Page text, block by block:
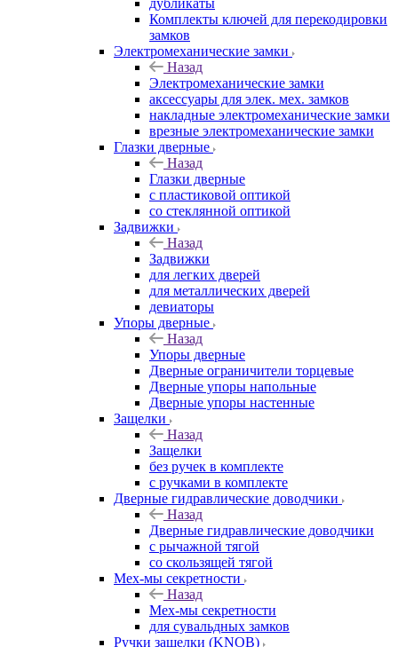
дубликаты
Комплекты ключей для перекодировки
замков
Электромеханические замки
Назад
Электромеханические замки
аксессуары для элек. мех. замков
накладные электромеханические замки
врезные электромеханические замки
Глазки дверные
Назад
Глазки дверные
с пластиковой оптикой
со стеклянной оптикой
Задвижки
Назад
Задвижки
для легких дверей
для металлических дверей
девиаторы
Упоры дверные
Назад
Упоры дверные
Дверные ограничители торцевые
Дверные упоры напольные
Дверные упоры настенные
Защелки
Назад
Защелки
без ручек в комплекте
с ручками в комплекте
Дверные гидравлические доводчики
Назад
Дверные гидравлические доводчики
с рычажной тягой
со скользящей тягой
Мех-мы секретности
Назад
Мех-мы секретности
для сувальдных замков
Ручки защелки (KNOB)